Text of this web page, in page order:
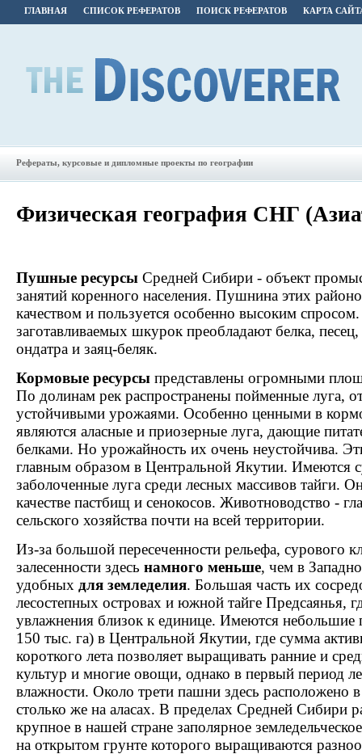
ГЛАВНАЯ СПИСОК РЕФЕРАТОВ ПОИСК РЕФЕРАТОВ КАРТА
Рефераты, курсовые и дипломные проекты по географии
Физическая география СНГ
Пушные ресурсы Средней Сибири - объект
занятий коренного населения. Пушнина этих
качеством и пользуется особенно высоким
заготавливаемых шкурок преобладают белка,
ондатра и заяц-беляк.
Кормовые ресурсы представлены огромными
По долинам рек распространены пойменные луга,
устойчивыми урожаями. Особенно ценными в
являются аласные и приозерные луга, дающие
белками. Но урожайность их очень неустойчива.
главным образом в Центральной Якутии. Имеются
заболоченные луга среди лесных массивов тайги.
качестве пастбищ и сенокосов. Животноводство -
сельского хозяйства почти на всей территории.
Из-за большой пересеченности рельефа, сурового
залесенности здесь намного меньше, чем в
удобных для земледелия. Большая часть их
лесостепных островах и южной тайге Предсаянья,
увлажнения близок к единице. Имеются
150 тыс. га) в Центральной Якутии, где сумма
короткого лета позволяет выращивать ранние и
культур и многие овощи, однако в первый период
влажности. Около трети пашни здесь расположено
столько же на аласах. В пределах Средней Сибири
крупное в нашей стране заполярное
на открытом грунте которого выращиваются